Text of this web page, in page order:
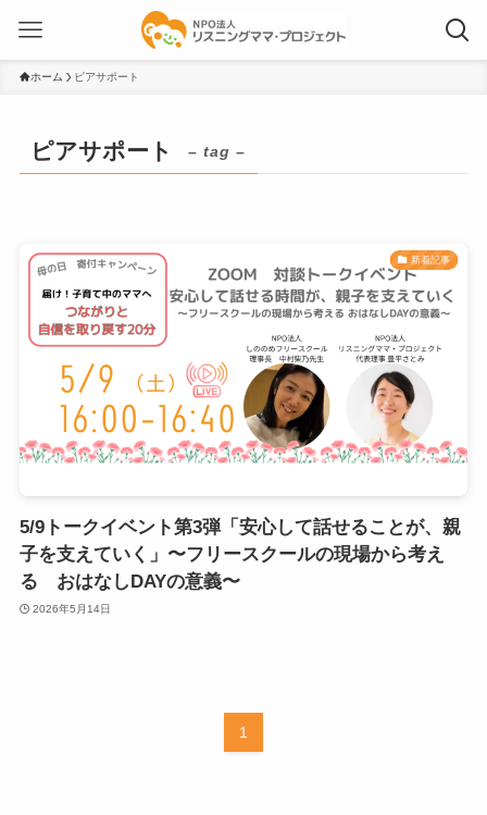
ホーム ピアサポート
ピアサポート – tag –
新着記事
5/9トークイベント第3弾「安心して話せることが、親
子を支えていく」〜フリースクールの現場から考え
る おはなしDAYの意義〜
2026年5月14日
1